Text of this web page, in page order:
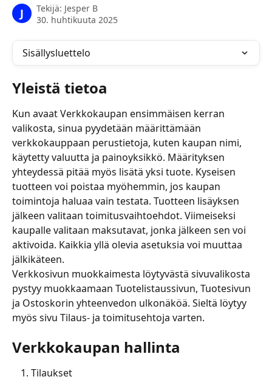
J Tekijä: Jesper B
30. huhtikuuta 2025
Sisällysluettelo
Yleistä tietoa
Kun avaat Verkkokaupan ensimmäisen kerran
valikosta, sinua pyydetään määrittämään
verkkokauppaan perustietoja, kuten kaupan nimi,
käytetty valuutta ja painoyksikkö. Määrityksen
yhteydessä pitää myös lisätä yksi tuote. Kyseisen
tuotteen voi poistaa myöhemmin, jos kaupan
toimintoja haluaa vain testata. Tuotteen lisäyksen
jälkeen valitaan toimitusvaihtoehdot. Viimeiseksi
kaupalle valitaan maksutavat, jonka jälkeen sen voi
aktivoida. Kaikkia yllä olevia asetuksia voi muuttaa
jälkikäteen.
Verkkosivun muokkaimesta löytyvästä sivuvalikosta
pystyy muokkaamaan Tuotelistaussivun, Tuotesivun
ja Ostoskorin yhteenvedon ulkonäköä. Sieltä löytyy
myös sivu Tilaus- ja toimitusehtoja varten.
Verkkokaupan hallinta
Tilaukset